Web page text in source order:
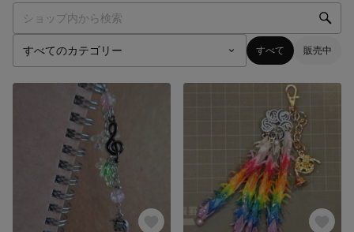
すべて 販売中